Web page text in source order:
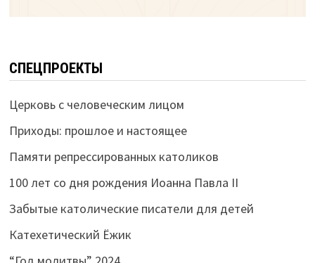
СПЕЦПРОЕКТЫ
Церковь с человеческим лицом
Приходы: прошлое и настоящее
Памяти репрессированных католиков
100 лет со дня рождения Иоанна Павла II
Забытые католические писатели для детей
Катехетический Ёжик